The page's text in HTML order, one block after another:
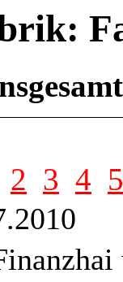
2 3 4 5